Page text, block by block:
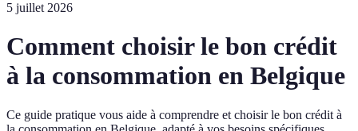
5 juillet 2026
Comment choisir le bon crédit
à la consommation en Belgique
Ce guide pratique vous aide à comprendre et choisir le bon crédit à